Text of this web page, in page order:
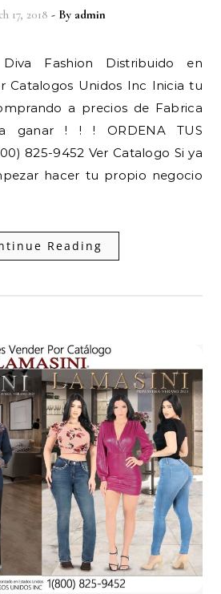
17, 2018 - By admin
Catalogos Unidos Inc Inicia tu
a precios de Fabrica
ganar ! ! ! ORDENA TUS
825-9452 Ver Catalogo Si ya
hacer tu propio negocio
Reading